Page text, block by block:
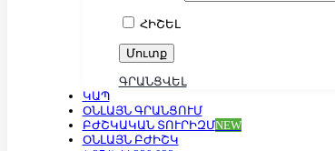
ՀԻՇԵԼ
ԳՐԱՆՑՎԵԼ
ԿԱՊ
ՕՆԼԱՅՆ ԳՐԱՆՑՈՒՄ
ԲԺՇԿԱԿԱՆ ՏՈՒՐԻԶՄNEW
ՕՆԼԱՅՆ ԲԺԻՇԿ